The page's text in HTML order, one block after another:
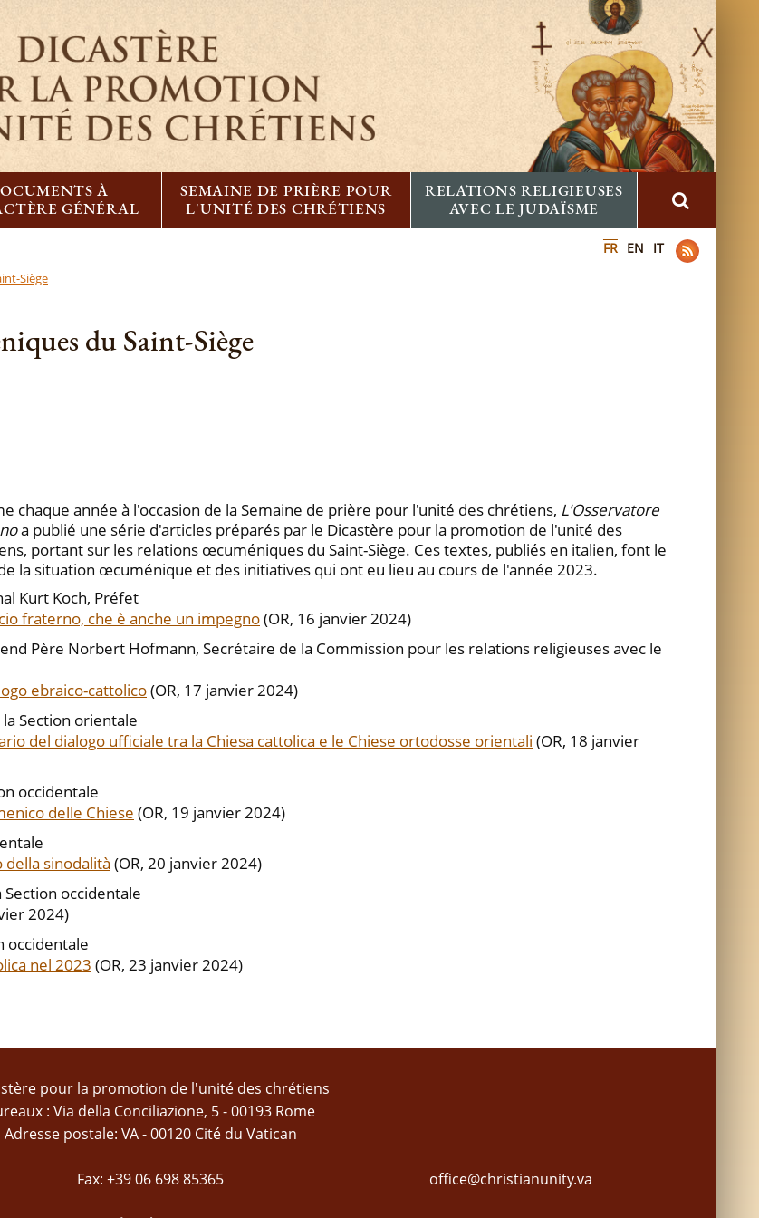
À
GÉNÉRAL
SEMAINE DE PRIÈRE POUR
L'UNITÉ DES CHRÉTIENS
RELATIONS RELIGIEUSES
AVEC LE JUDAÏSME
FR EN IT
Siège
du Saint-Siège
chaque année à l'occasion de la Semaine de prière pour l'unité des chrétiens, L'Osservatore
a publié une série d'articles préparés par le Dicastère pour la promotion de l'unité des
portant sur les relations œcuméniques du Saint-Siège. Ces textes, publiés en italien, font le
la situation œcuménique et des initiatives qui ont eu lieu au cours de l'année 2023.
Kurt Koch, Préfet
fraterno, che è anche un impegno(OR, 16 janvier 2024)
Père Norbert Hofmann, Secrétaire de la Commission pour les relations religieuses avec le
ebraico-cattolico(OR, 17 janvier 2024)
Section orientale
del dialogo ufficiale tra la Chiesa cattolica e le Chiese ortodosse orientali (OR, 18 janvier
occidentale
delle Chiese (OR, 19 janvier 2024)
della sinodalità (OR, 20 janvier 2024)
Section occidentale
2024)
occidentale
nel 2023 (OR, 23 janvier 2024)
pour la promotion de l'unité des chrétiens
: Via della Conciliazione, 5 - 00193 Rome
Adresse postale: VA - 00120 Cité du Vatican
Fax: +39 06 698 85365 office@christianunity.va